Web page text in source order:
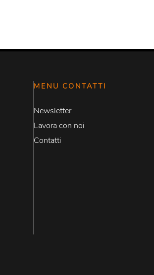
MENU CONTATTI
Newsletter
Lavora con noi
Contatti